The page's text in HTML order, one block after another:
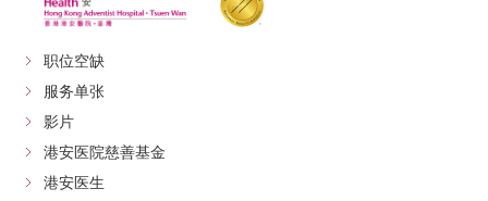
职位空缺
服务单张
影片
港安医院慈善基金
港安医生